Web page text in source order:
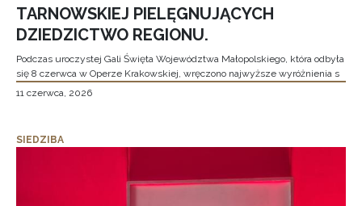
TARNOWSKIEJ PIELĘGNUJĄCYCH
DZIEDZICTWO REGIONU.
Podczas uroczystej Gali Święta Województwa Małopolskiego, która odbyła
się 8 czerwca w Operze Krakowskiej, wręczono najwyższe wyróżnienia s
11 czerwca, 2026
SIEDZIBA